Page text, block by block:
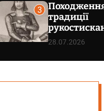
3
традиції
історія,
28.07.2026